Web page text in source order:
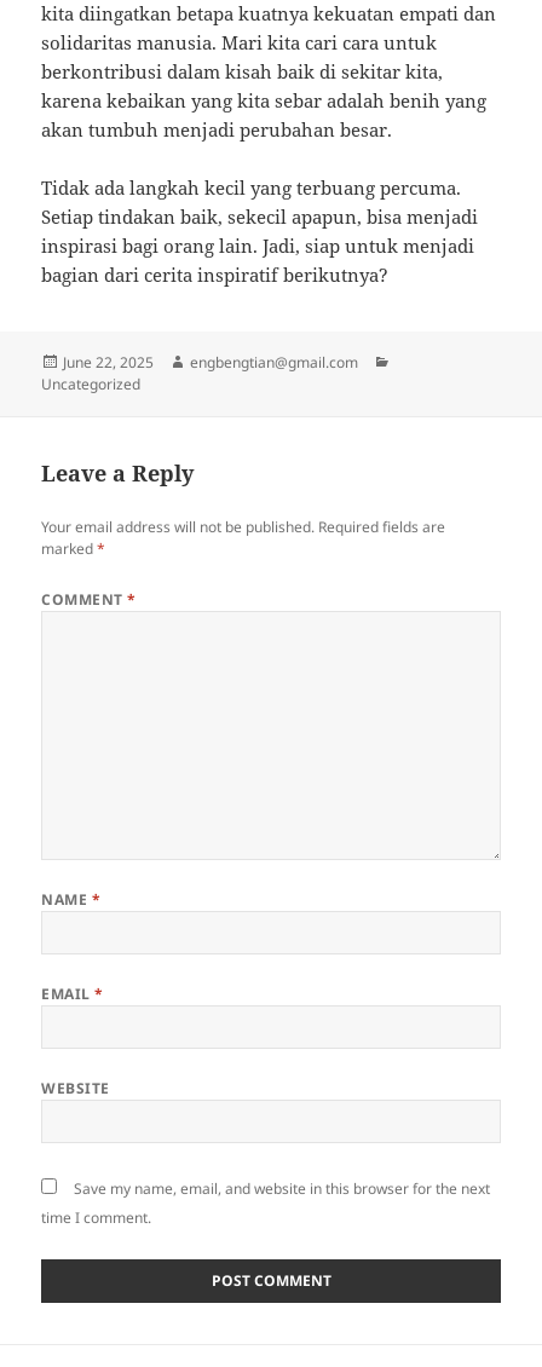
kita diingatkan betapa kuatnya kekuatan empati dan
solidaritas manusia. Mari kita cari cara untuk
berkontribusi dalam kisah baik di sekitar kita,
karena kebaikan yang kita sebar adalah benih yang
akan tumbuh menjadi perubahan besar.
Tidak ada langkah kecil yang terbuang percuma.
Setiap tindakan baik, sekecil apapun, bisa menjadi
inspirasi bagi orang lain. Jadi, siap untuk menjadi
bagian dari cerita inspiratif berikutnya?
Posted
on
June 22, 2025 Author
engbengtian@gmail.com
Uncategorized
Leave a Reply
Your email address will not be published. Required fields are
marked*
COMMENT*
NAME *
EMAIL*
WEBSITE
Save my name, email, and website in this browser for the next
time I comment.